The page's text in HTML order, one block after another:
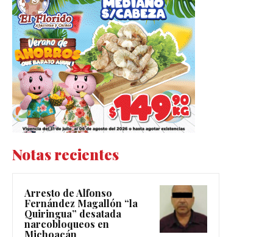
Notas recientes
Arresto de Alfonso
Fernández Magallón “la
Quiringua” desatada
narcobloqueos en
Michoacán